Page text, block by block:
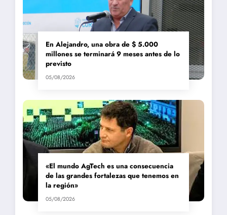
En Alejandro, una obra de $ 5.000
millones se terminará 9 meses antes de lo
previsto
05/08/2026
«El mundo AgTech es una consecuencia
de las grandes fortalezas que tenemos en
la región»
05/08/2026